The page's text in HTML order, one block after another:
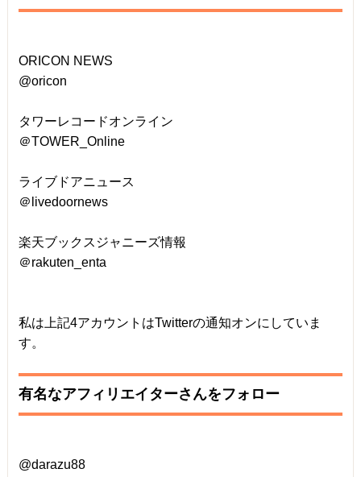
ORICON NEWS
@oricon
タワーレコードオンライン
＠TOWER_Online
ライブドアニュース
＠livedoornews
楽天ブックスジャニーズ情報
＠rakuten_enta
私は上記4アカウントはTwitterの通知オンにしていま
す。
有名なアフィリエイターさんをフォロー
@darazu88